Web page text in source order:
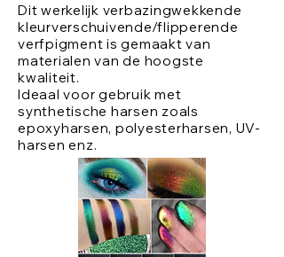
Dit werkelijk verbazingwekkende
kleurverschuivende/flipperende
verfpigment is gemaakt van
materialen van de hoogste
kwaliteit.
Ideaal voor gebruik met
synthetische harsen zoals
epoxyharsen, polyesterharsen, UV-
harsen enz.